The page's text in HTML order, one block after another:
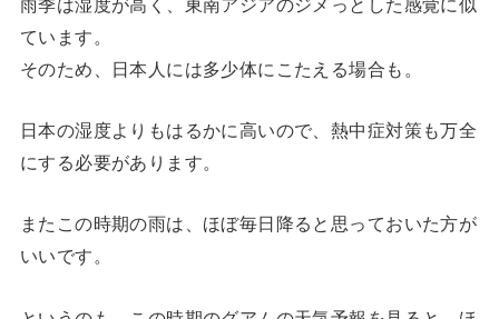
ています。
そのため、日本人には多少体にこたえる場合も。
日本の湿度よりもはるかに高いので、熱中症対策も万全
にする必要があります。
またこの時期の雨は、ほぼ毎日降ると思っておいた方が
いいです。